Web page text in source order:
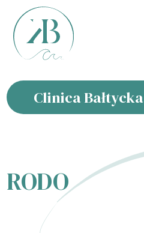
Clinica Bałtycka
RODO